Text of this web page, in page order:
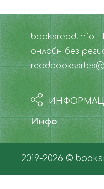
booksread.info
онлайн без
Инфо
2019-2026 ©